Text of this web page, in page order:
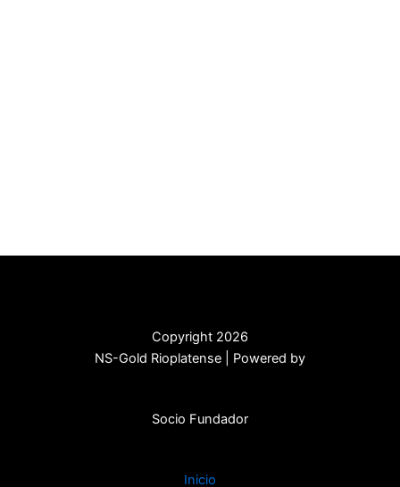
Copyright 2026
NS-Gold Rioplatense | Powered by
Socio Fundador
Inicio